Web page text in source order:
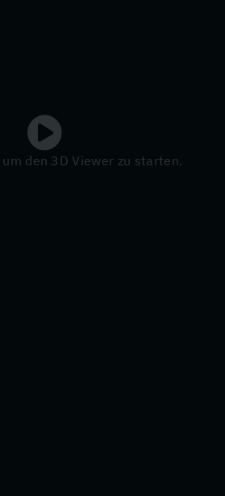
den 3D Viewer zu starten.